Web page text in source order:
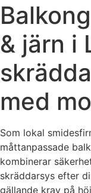
& järn i
med
Som lokal
måttanpassade
kombinerar
skräddarsys efter
gällande krav på